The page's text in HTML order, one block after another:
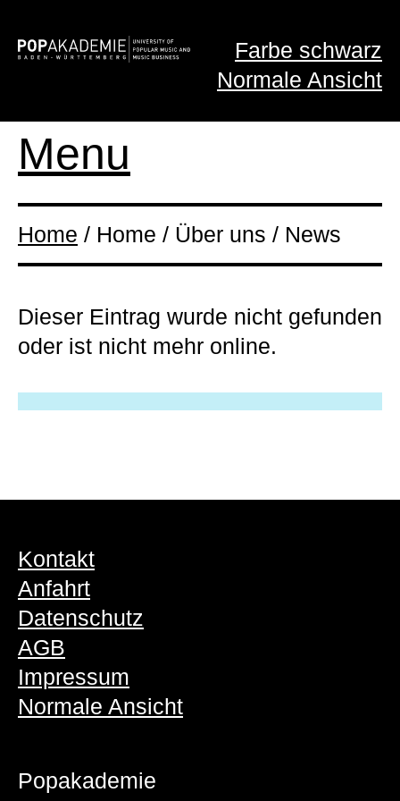
Farbe schwarz
Normale Ansicht
Menu
Home / Home / Über uns / News
Dieser Eintrag wurde nicht gefunden
oder ist nicht mehr online.
Kontakt
Anfahrt
Datenschutz
AGB
Impressum
Normale Ansicht
Popakademie